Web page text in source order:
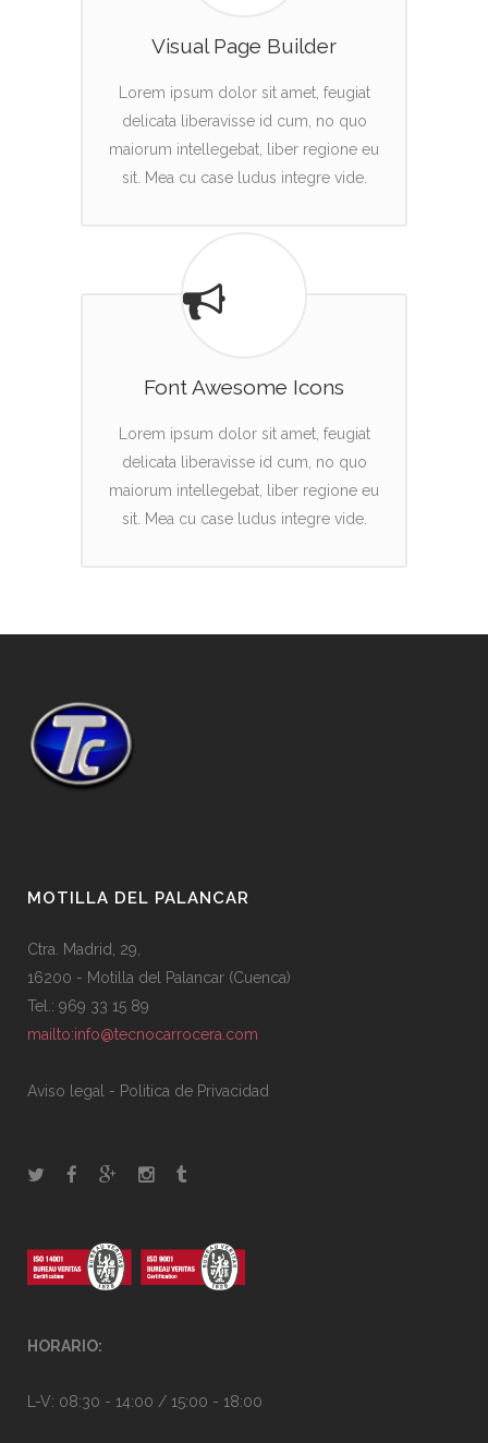
Visual Page Builder
Lorem ipsum dolor sit amet, feugiat
delicata liberavisse id cum, no quo
maiorum intellegebat, liber regione eu
sit. Mea cu case ludus integre vide.
Font Awesome Icons
Lorem ipsum dolor sit amet, feugiat
delicata liberavisse id cum, no quo
maiorum intellegebat, liber regione eu
sit. Mea cu case ludus integre vide.
MOTILLA DEL PALANCAR
Ctra. Madrid, 29,
16200 - Motilla del Palancar (Cuenca)
Tel.: 969 33 15 89
mailto:info@tecnocarrocera.com
Aviso legal - Politica de Privacidad
HORARIO:
L-V: 08:30 - 14:00 / 15:00 - 18:00